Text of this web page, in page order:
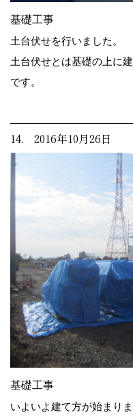
基礎工事
土台伏せを行いました。
土台伏せとは基礎の上に
です。
14. 2016年10月26日
基礎工事
いよいよ建て方が始まりま